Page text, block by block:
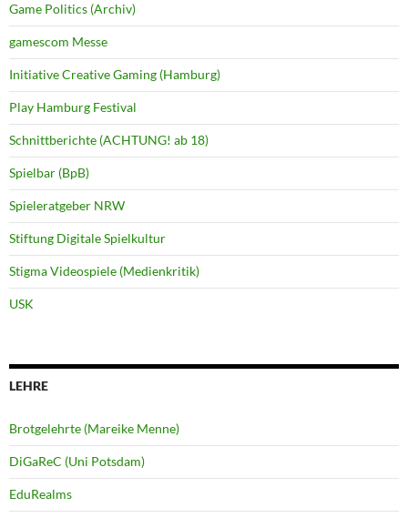
Game Politics (Archiv)
gamescom Messe
Initiative Creative Gaming (Hamburg)
Play Hamburg Festival
Schnittberichte (ACHTUNG! ab 18)
Spielbar (BpB)
Spieleratgeber NRW
Stiftung Digitale Spielkultur
Stigma Videospiele (Medienkritik)
USK
LEHRE
Brotgelehrte (Mareike Menne)
DiGaReC (Uni Potsdam)
EduRealms